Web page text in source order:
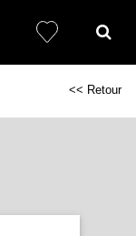
<< Retour